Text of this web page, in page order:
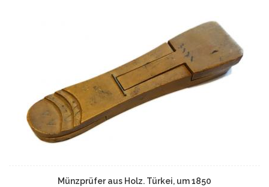
Münzprüfer aus Holz. Türkei, um 1850